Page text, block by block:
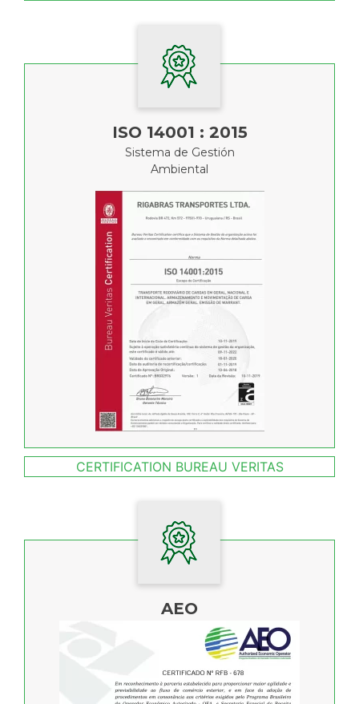
ISO 14001 : 2015
Sistema de Gestión
Ambiental
CERTIFICATION BUREAU VERITAS
AEO